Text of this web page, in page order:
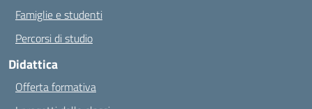
Famiglie e studenti
Percorsi di studio
Didattica
Offerta formativa